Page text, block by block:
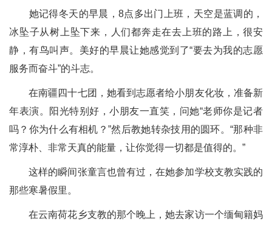
她记得冬天的早晨，8点多出门上班，天空是蓝调的，
冰坠子从树上坠下来，人们都奔走在去上班的路上，很安
静，有鸟叫声。美好的早晨让她感觉到了“要去为我的志愿
服务而奋斗”的斗志。
在南疆四十七团，她看到志愿者给小朋友化妆，准备新
年表演。阳光特别好，小朋友一直笑，问她“老师你是记者
吗？你为什么有相机？”然后教她转杂技用的圆环。“那种非
常淳朴、非常天真的能量，让你觉得一切都是值得的。”
这样的瞬间张童言也曾有过，在她参加学校支教实践的
那些寒暑假里。
在云南荷花乡支教的那个晚上，她去家访一个缅甸籍妈